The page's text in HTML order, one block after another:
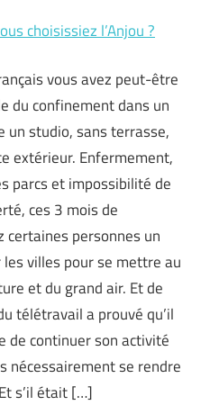
choisissiez l’Anjou ?
vous avez peut-être
du confinement dans un
studio, sans terrasse,
extérieur. Enfermement,
parcs et impossibilité de
ces 3 mois de
certaines personnes un
villes pour se mettre au
et du grand air. Et de
télétravail a prouvé qu’il
de continuer son activité
nécessairement se rendre
s’il était […]